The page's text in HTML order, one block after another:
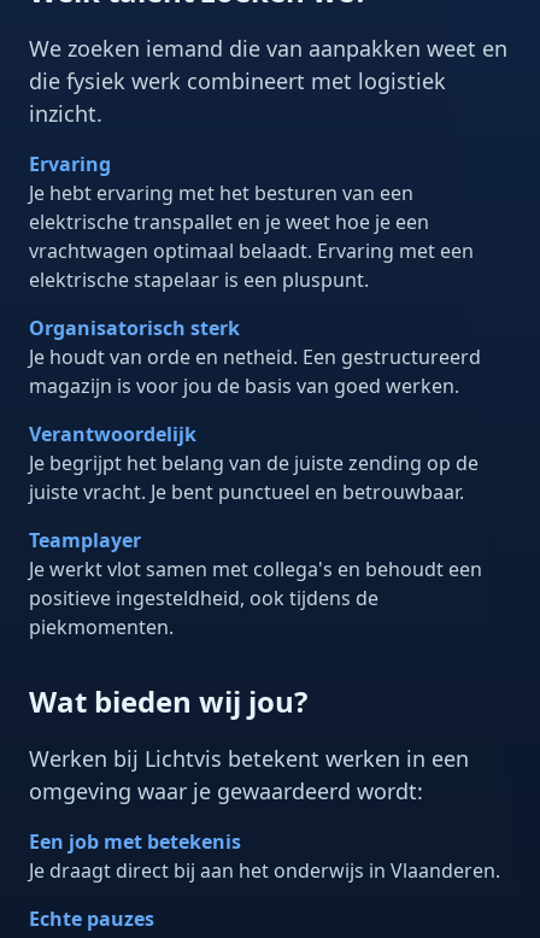
We zoeken iemand die van aanpakken weet en
die fysiek werk combineert met logistiek
inzicht.
Ervaring
Je hebt ervaring met het besturen van een
elektrische transpallet en je weet hoe je een
vrachtwagen optimaal belaadt. Ervaring met een
elektrische stapelaar is een pluspunt.
Organisatorisch sterk
Je houdt van orde en netheid. Een gestructureerd
magazijn is voor jou de basis van goed werken.
Verantwoordelijk
Je begrijpt het belang van de juiste zending op de
juiste vracht. Je bent punctueel en betrouwbaar.
Teamplayer
Je werkt vlot samen met collega's en behoudt een
positieve ingesteldheid, ook tijdens de
piekmomenten.
Wat bieden wij jou?
Werken bij Lichtvis betekent werken in een
omgeving waar je gewaardeerd wordt:
Een job met betekenis
Je draagt direct bij aan het onderwijs in Vlaanderen.
Echte pauzes